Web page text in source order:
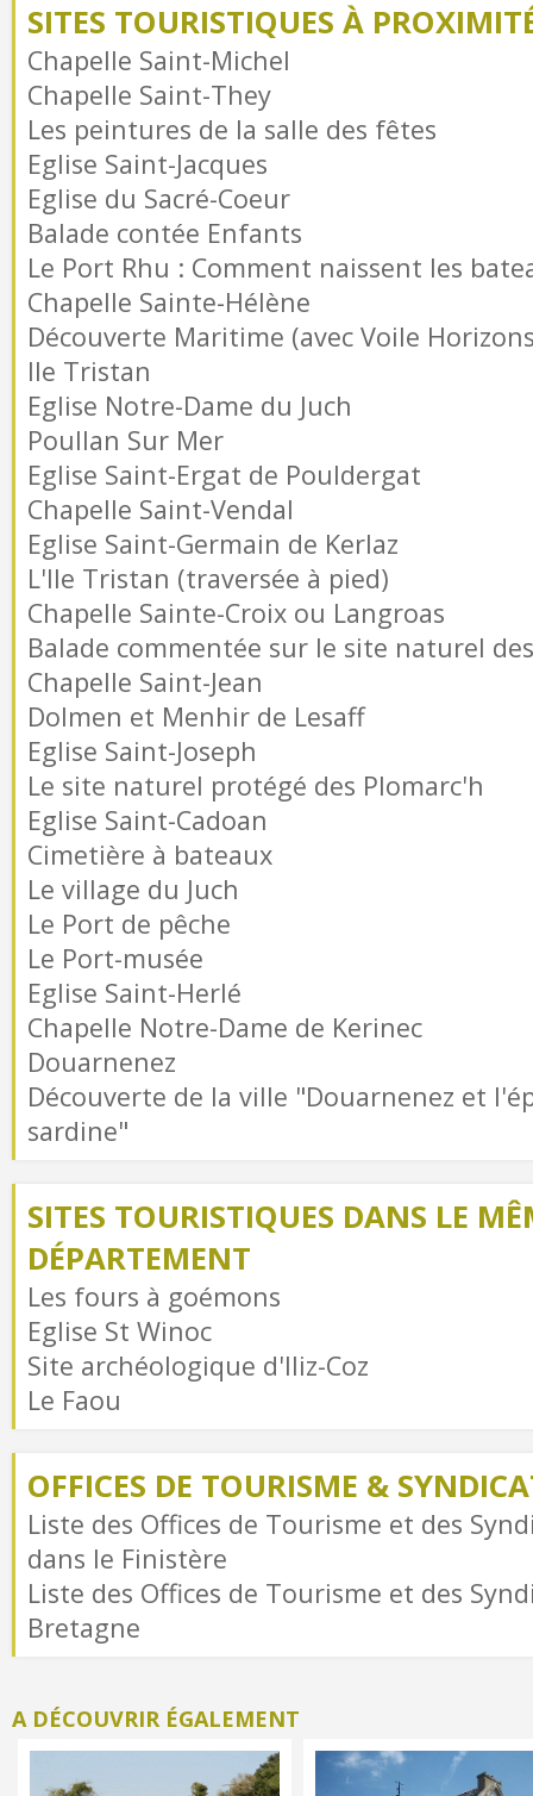
SITES TOURISTIQUES À
Chapelle Saint-Michel
Chapelle Saint-They
Les peintures de la salle des fêtes
Eglise Saint-Jacques
Eglise du Sacré-Coeur
Balade contée Enfants
Le Port Rhu : Comment naissent les
Chapelle Sainte-Hélène
Découverte Maritime (avec Voile
Ile Tristan
Eglise Notre-Dame du Juch
Poullan Sur Mer
Eglise Saint-Ergat de Pouldergat
Chapelle Saint-Vendal
Eglise Saint-Germain de Kerlaz
L'Ile Tristan (traversée à pied)
Chapelle Sainte-Croix ou Langroas
Balade commentée sur le site naturel
Chapelle Saint-Jean
Dolmen et Menhir de Lesaff
Eglise Saint-Joseph
Le site naturel protégé des Plomarc'h
Eglise Saint-Cadoan
Cimetière à bateaux
Le village du Juch
Le Port de pêche
Le Port-musée
Eglise Saint-Herlé
Chapelle Notre-Dame de Kerinec
Douarnenez
Découverte de la ville "Douarnenez et
sardine"
SITES TOURISTIQUES DANS LE
DÉPARTEMENT
Les fours à goémons
Eglise St Winoc
Site archéologique d'Iliz-Coz
Le Faou
OFFICES DE TOURISME &
Liste des Offices de Tourisme et des
dans le Finistère
Liste des Offices de Tourisme et des
Bretagne
A DÉCOUVRIR ÉGALEMENT